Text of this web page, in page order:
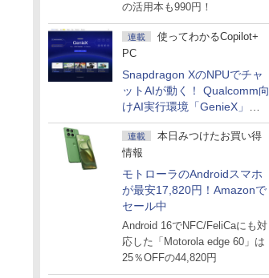
の活用本も990円！
連載
使ってわかるCopilot+
PC
Snapdragon XのNPUでチャ
ットAIが動く！ Qualcomm向
けAI実行環境「GenieX」を
試してみた
連載
本日みつけたお買い得
情報
モトローラのAndroidスマホ
が最安17,820円！Amazonで
セール中
Android 16でNFC/FeliCaにも対
応した「Motorola edge 60」は
25％OFFの44,820円